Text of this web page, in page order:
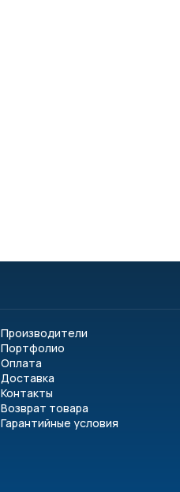
Производители
Портфолио
Оплата
Доставка
Контакты
Возврат товара
Гарантийные условия